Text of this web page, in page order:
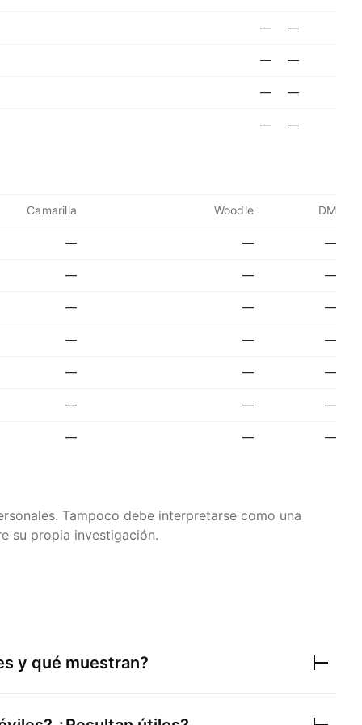
— —
— —
— —
— —
Camarilla Woodle DM
— — —
— — —
— — —
— — —
— — —
— — —
— — —
Tampoco debe interpretarse como una
su propia investigación.
y qué muestran?